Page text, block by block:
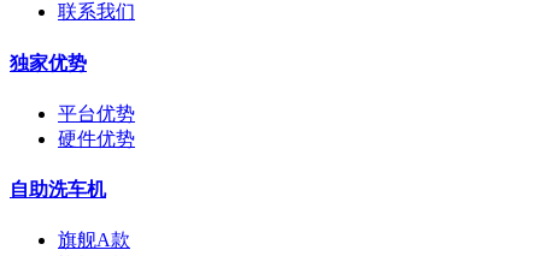
联系我们
独家优势
平台优势
硬件优势
自助洗车机
旗舰A款